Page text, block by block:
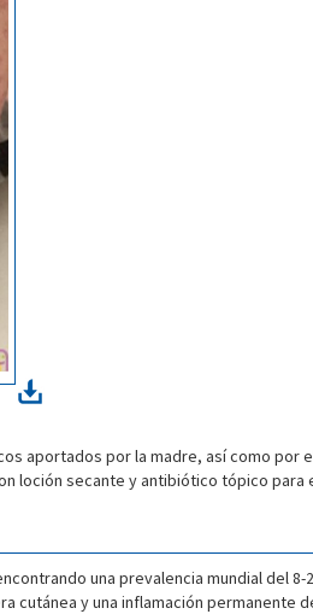
aportados por la madre, así como por
loción secante y antibiótico tópico
una prevalencia mundial del 8-
cutánea y una inflamación permanente